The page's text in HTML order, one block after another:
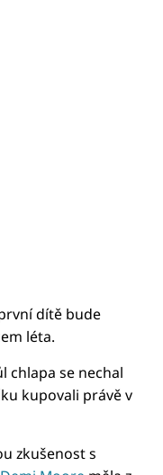
dítě bude
léta.
chlapa se nechal
kupovali právě v
zkušenost s